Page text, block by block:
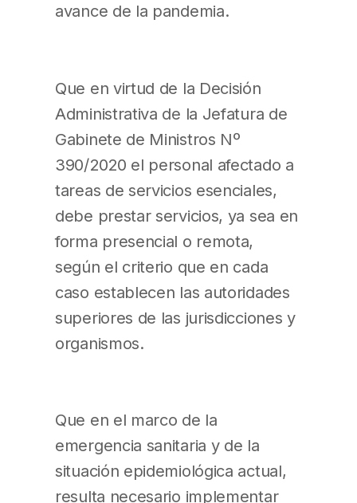
avance de la pandemia.
Que en virtud de la Decisión
Administrativa de la Jefatura de
Gabinete de Ministros Nº
390/2020 el personal afectado a
tareas de servicios esenciales,
debe prestar servicios, ya sea en
forma presencial o remota,
según el criterio que en cada
caso establecen las autoridades
superiores de las jurisdicciones y
organismos.
Que en el marco de la
emergencia sanitaria y de la
situación epidemiológica actual,
resulta necesario implementar